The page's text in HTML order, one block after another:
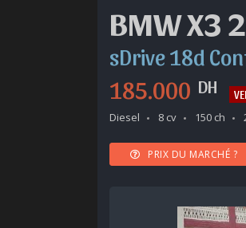
BMW X3
sDrive 18d
185.000 DH
Diesel 8 cv 150 ch
PRIX DU MARCHÉ ?